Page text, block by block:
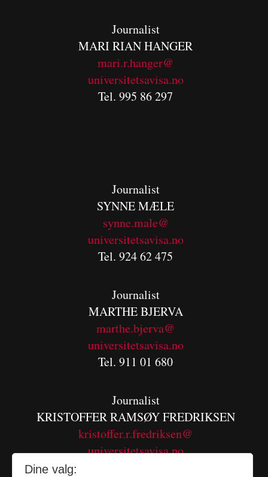
Journalist
MARI RIAN HANGER
mari.r.hanger@
universitetsavisa.no
Tel. 995 86 297
Journalist
SYNNE MÆLE
synne.male@
universitetsavisa.no
Tel. 924 62 475
Journalist
MARTHE BJERVA
marthe.bjerva@
universitetsavisa.no
Tel. 911 01 680
Journalist
KRISTOFFER RAMSØY FREDRIKSEN
kristoffer.r.fredriksen@
universitetsavisa.no
Dine valg: